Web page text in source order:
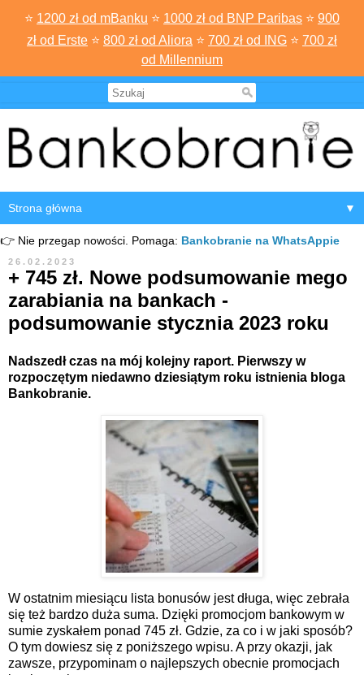
⭐ 1200 zł od mBanku ⭐ 1000 zł od BNP Paribas ⭐ 900
zł od Erste ⭐ 800 zł od Aliora ⭐ 700 zł od ING ⭐ 700 zł
od Millennium
▼
👉 Nie przegap nowości. Pomaga: Bankobranie na WhatsAppie
26.02.2023
+ 745 zł. Nowe podsumowanie mego
zarabiania na bankach -
podsumowanie stycznia 2023 roku
Nadszedł czas na mój kolejny raport. Pierwszy w
rozpoczętym niedawno dziesiątym roku istnienia bloga
Bankobranie.
W ostatnim miesiącu lista bonusów jest długa, więc zebrała
się też bardzo duża suma. Dzięki promocjom bankowym w
sumie zyskałem ponad 745 zł. Gdzie, za co i w jaki sposób?
O tym dowiesz się z poniższego wpisu. A przy okazji, jak
zawsze, przypominam o najlepszych obecnie promocjach